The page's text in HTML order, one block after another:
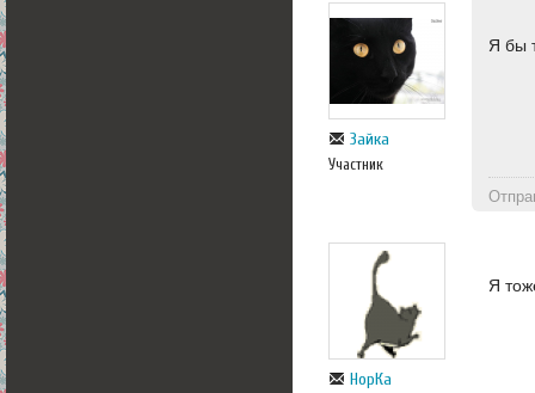
Зайка
Участник
Я бы
НорКа
Я